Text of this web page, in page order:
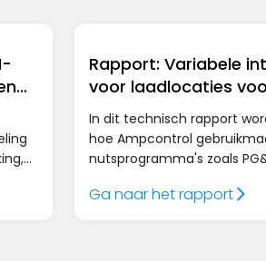
Rapport: Variabele
voor laadlocaties
elektrische
In dit technisch rapport
hoe Ampcontrol
nutsprogramma's zoals
AmpEdge-controller om
Ga naar het rapport